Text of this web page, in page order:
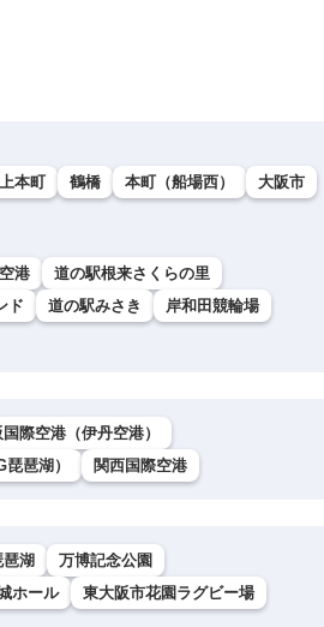
上本町 鶴橋 本町（船場西）
大阪市
港
道の駅根来さくらの里
ド 道の駅みさき
岸和田競輪場
際空港（伊丹空港）
琶湖） 関西国際空港
琶湖
万博記念公園
ホール
東大阪市花園ラグビー場